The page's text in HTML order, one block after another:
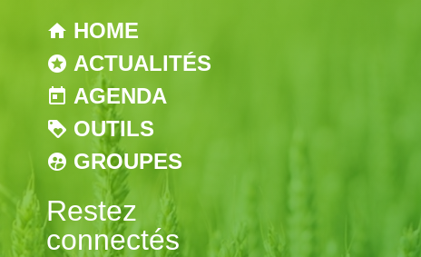
HOME
ACTUALITÉS
AGENDA
OUTILS
GROUPES
Restez
connectés